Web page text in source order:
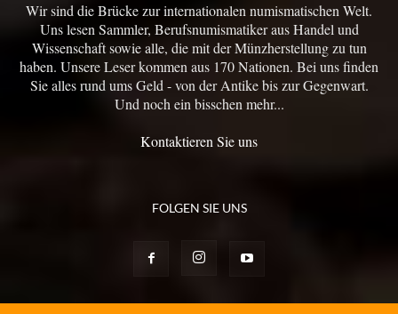
Wir sind die Brücke zur internationalen numismatischen Welt.
Uns lesen Sammler, Berufsnumismatiker aus Handel und
Wissenschaft sowie alle, die mit der Münzherstellung zu tun
haben. Unsere Leser kommen aus 170 Nationen. Bei uns finden
Sie alles rund ums Geld - von der Antike bis zur Gegenwart.
Und noch ein bisschen mehr...
Kontaktieren Sie uns
FOLGEN SIE UNS